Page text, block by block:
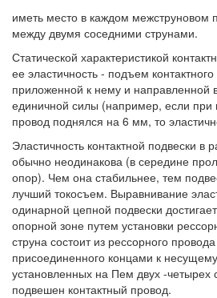
иметь место в каждом межструновом
между двумя соседними струнами.
Статической характеристикой
ее эластичность - подъем
приложенной к нему и направленной
единичной силы (например, если при
провод поднялся на 6 мм, то
Эластичность контактной подвески в
обычно неодинакова (в середине
опор). Чем она стабильнее, тем
лучший токосъем. Выравнивание
одинарной цепной подвески
опорной зоне путем установки
струна состоит из рессорного
присоединенного концами к
установленных на Пем двух -четырех
подвешен контактный провод.